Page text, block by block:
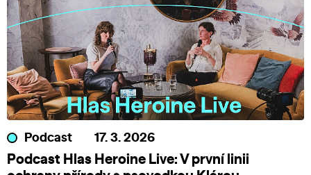
Podcast 17. 3. 2026
Podcast Hlas Heroine Live: V první linii